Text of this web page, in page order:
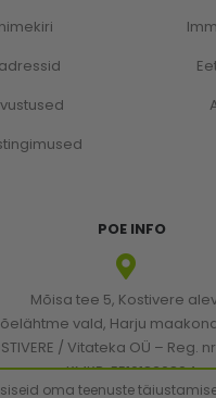
POE INFO
Mõisa tee 5, Kostivere
vald, Harju
/ Vitateka OÜ – Reg.
KMKR: EE101830894
oma teenuste